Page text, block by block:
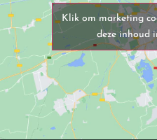
Klik om marketing
deze inhoud